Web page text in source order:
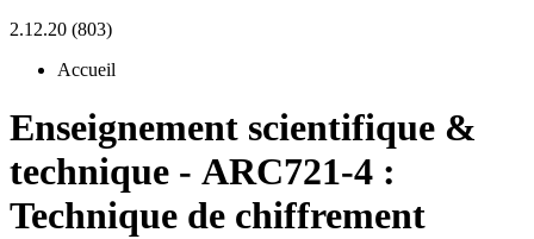
2.12.20 (803)
Accueil
Enseignement scientifique &
technique - ARC721-4 :
Technique de chiffrement